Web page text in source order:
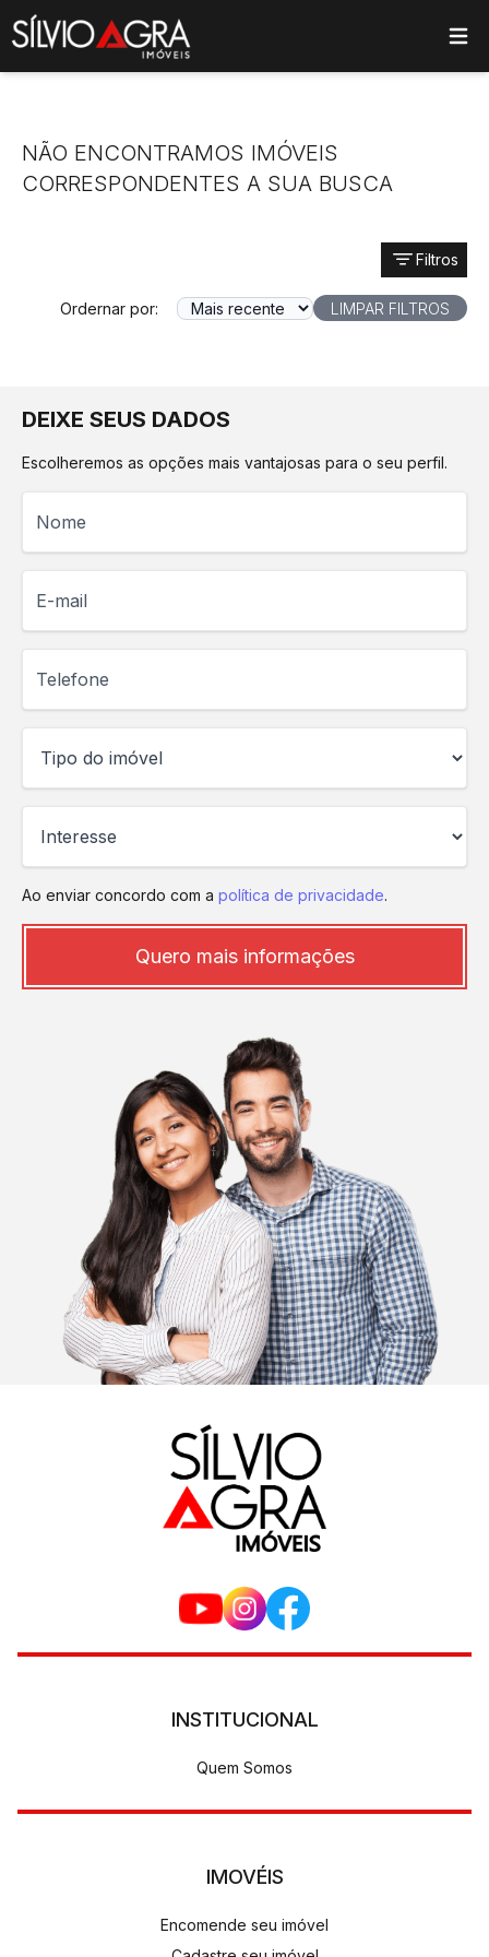
main menu
NÃO ENCONTRAMOS IMÓVEIS
CORRESPONDENTES A SUA BUSCA
Filtros
Ordernar por: LIMPAR FILTROS
DEIXE SEUS DADOS
Escolheremos as opções mais vantajosas para o seu perfil.
Ao enviar concordo com a política de privacidade.
Quero mais informações
INSTITUCIONAL
Quem Somos
IMOVÉIS
Encomende seu imóvel